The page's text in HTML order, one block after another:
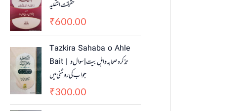
حقیقت التقلید
₹600.00
Tazkira Sahaba o Ahle
Bait | تذکرہ صحابہ واہل بیت | سوال و
جواب کی روشنی میں
₹300.00